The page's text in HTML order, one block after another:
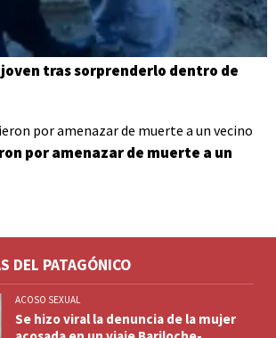
tras sorprenderlo dentro de
por amenazar de muerte a un
DEL PATAGÓNICO
ACOSO SEXUAL
Se hizo viral la denuncia de la mujer